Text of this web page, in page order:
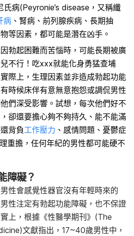
氏病(Peyronie’s disease，又稱纖
病 、腎病、前列腺疾病、長期抽
等因素，都可能是潛在凶手。
勃起困難而苦惱時，可能長期被廣
不行！吃xxx就能化身勇猛查埔
際上，生理因素並非造成勃起功能
時候床伴有意無意抱怨或調侃男性
們深受影響。試想，每次他們好不
卻還要擔心夠不夠持久、能不能滿
背負工作壓力 、感情問題、憂鬱症
重擔，任何年紀的男性都可能硬不
障礙？
性會感覺性器官沒有年輕時來的
性注定有勃起功能障礙，也不保證
上，根據 《性醫學期刊》(The
文獻指出，17~40歲男性中，